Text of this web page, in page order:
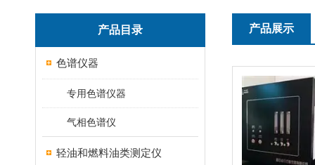
产品目录
色谱仪器
专用色谱仪器
气相色谱仪
轻油和燃料油类测定仪
产品展示